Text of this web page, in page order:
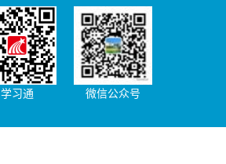
学习通
微信公众号